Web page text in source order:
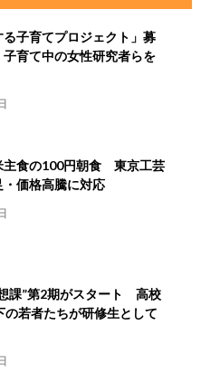
る子育てプロジェクト」募
育て中の女性研究者らを
主食の100円朝食 東京工芸
価格高騰に対応
課”第2期がスタート 高校
の若者たちが研修生として